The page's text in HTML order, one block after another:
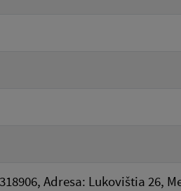
Adresa: Lukovištia 26,